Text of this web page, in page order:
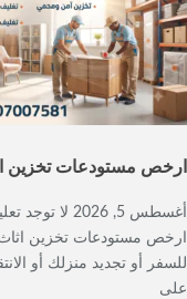
ارخص مستودعات تخزين
أغسطس 5, 2026
لا توجد
للسفر أو تجديد منزلك أو
على